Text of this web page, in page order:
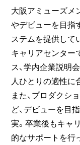
大阪アミューズメ
やデビューを目指
ステムを提供して
キャリアセンター
ス、学内企業説明
人ひとりの適性に
また、プロダクシ
ど、デビューを目
実。卒業後もキャ
的なサポートを行